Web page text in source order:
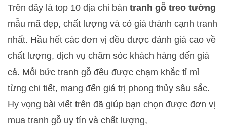
Trên đây là top 10 địa chỉ bán tranh gỗ treo tường
mẫu mã đẹp, chất lượng và có giá thành cạnh tranh
nhất. Hầu hết các đơn vị đều được đánh giá cao về
chất lượng, dịch vụ chăm sóc khách hàng đến giá
cả. Mỗi bức tranh gỗ đều được chạm khắc tỉ mỉ
từng chi tiết, mang đến giá trị phong thủy sâu sắc.
Hy vọng bài viết trên đã giúp bạn chọn được đơn vị
mua tranh gỗ uy tín và chất lượng,